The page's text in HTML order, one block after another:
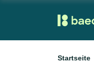
Startseite